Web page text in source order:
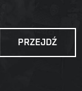
PRZEJDŹ